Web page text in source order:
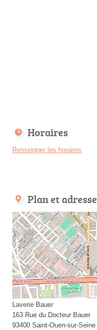
Horaires
Renseigner les horaires
Plan et adresse
Laverie Bauer
163 Rue du Docteur Bauer
93400 Saint-Ouen-sur-Seine